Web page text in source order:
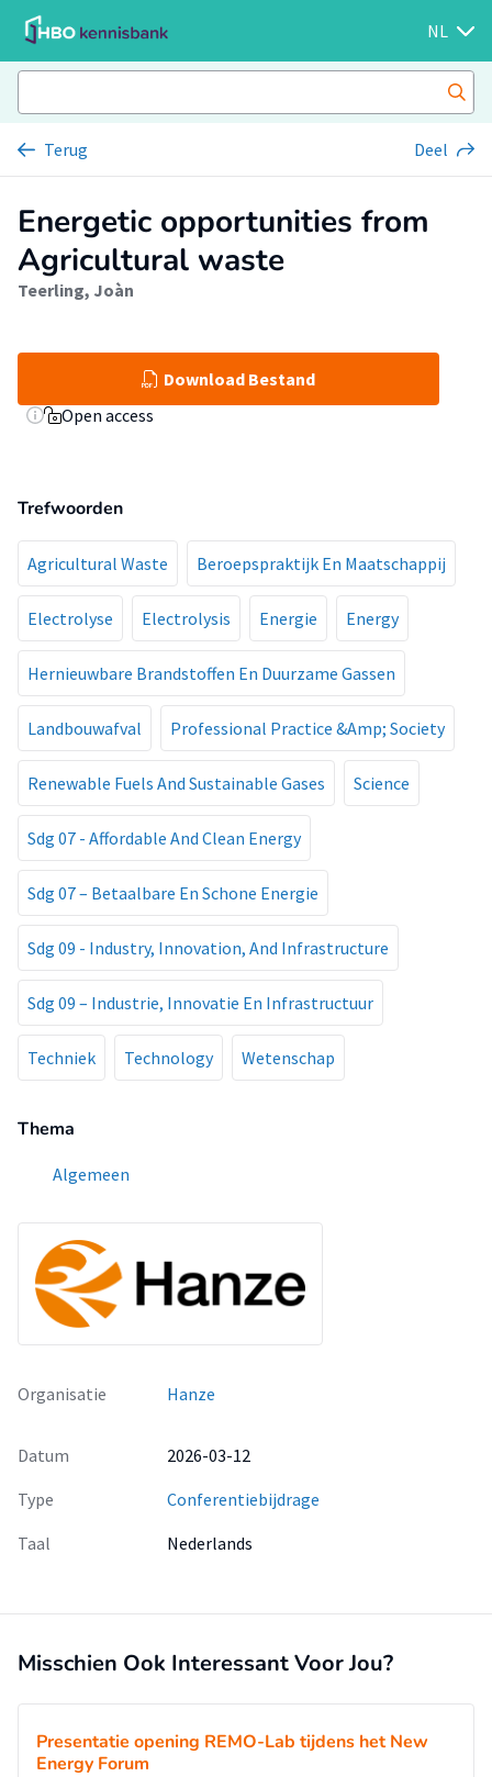
NL
Terug Deel
Energetic opportunities from
Agricultural waste
Teerling, Joàn
Download Bestand
Open access
Trefwoorden
Agricultural Waste Beroepspraktijk En Maatschappij
Electrolyse Electrolysis Energie Energy
Hernieuwbare Brandstoffen En Duurzame Gassen
Landbouwafval Professional Practice &Amp; Society
Renewable Fuels And Sustainable Gases Science
Sdg 07 - Affordable And Clean Energy
Sdg 07 – Betaalbare En Schone Energie
Sdg 09 - Industry, Innovation, And Infrastructure
Sdg 09 – Industrie, Innovatie En Infrastructuur
Techniek Technology Wetenschap
Thema
Algemeen
Organisatie Hanze
Datum
2026-03-12
Type
Conferentiebijdrage
Taal
Nederlands
Misschien Ook Interessant Voor Jou?
Presentatie opening REMO-Lab tijdens het New
Energy Forum